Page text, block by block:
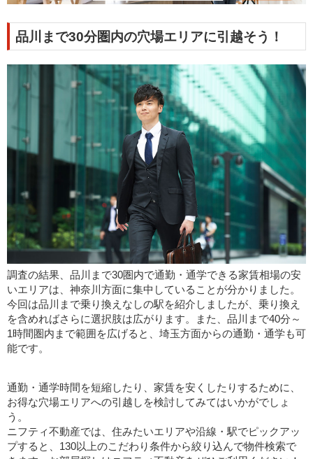
品川まで30分圏内の穴場エリアに引越そう！
調査の結果、品川まで30圏内で通勤・通学できる家賃相場の安
いエリアは、神奈川方面に集中していることが分かりました。
今回は品川まで乗り換えなしの駅を紹介しましたが、乗り換え
を含めればさらに選択肢は広がります。また、品川まで40分～
1時間圏内まで範囲を広げると、埼玉方面からの通勤・通学も可
能です。
通勤・通学時間を短縮したり、家賃を安くしたりするために、
お得な穴場エリアへの引越しを検討してみてはいかがでしょ
う。
ニフティ不動産では、住みたいエリアや沿線・駅でピックアッ
プすると、130以上のこだわり条件から絞り込んで物件検索で